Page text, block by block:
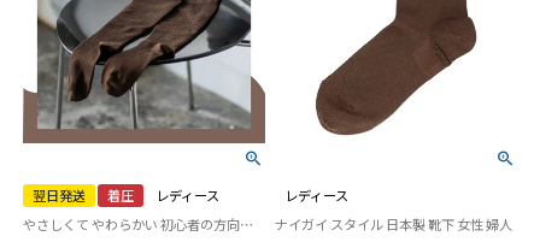
翌日発送 着圧
レディース
やさしくて やわらかい 初心者の方向け 着圧 ハイソックス
レディース
ナイガイ スタイル 日本製 靴下 女性 婦人